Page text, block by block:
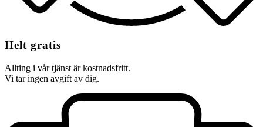
Helt gratis
Allting i vår tjänst är kostnadsfritt.
Vi tar ingen avgift av dig.